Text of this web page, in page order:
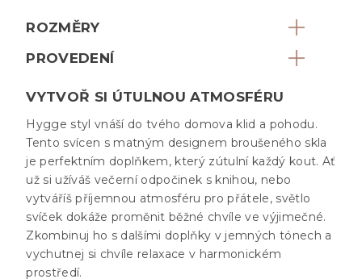
ROZMĚRY
PROVEDENÍ
VYTVOŘ SI ÚTULNOU ATMOSFÉRU
Hygge styl vnáší do tvého domova klid a pohodu.
Tento svícen s matným designem broušeného skla
je perfektním doplňkem, který zútulní každý kout. Ať
už si užíváš večerní odpočinek s knihou, nebo
vytváříš příjemnou atmosféru pro přátele, světlo
svíček dokáže proměnit běžné chvíle ve výjimečné.
Zkombinuj ho s dalšími doplňky v jemných tónech a
vychutnej si chvíle relaxace v harmonickém
prostředí.